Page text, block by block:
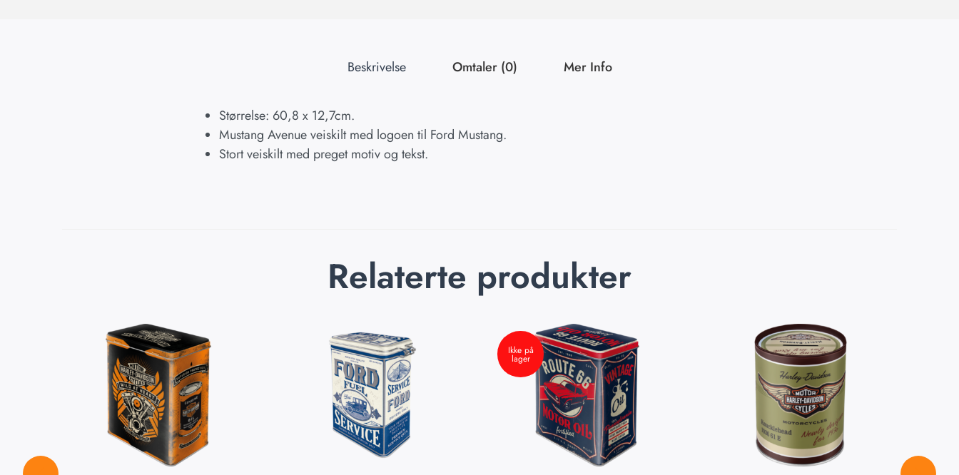
Beskrivelse Omtaler (0) Mer Info
Størrelse: 60,8 x 12,7cm.
Mustang Avenue veiskilt med logoen til Ford Mustang.
Stort veiskilt med preget motiv og tekst.
Relaterte produkter
Ikke på
lager